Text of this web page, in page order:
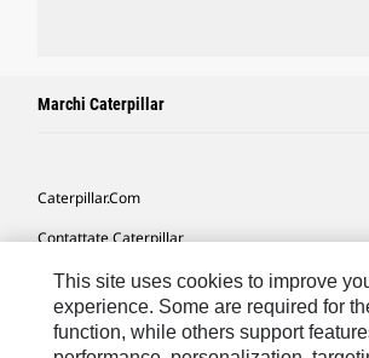
Marchi Caterpillar
Caterpillar.com
Contattate Caterpillar
Le Mie Preferenze Di Marketing
Mappa Del Sito
This site uses cookies to improve
experience. Some are required for
function, while others support